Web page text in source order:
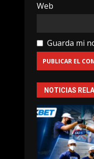
Web
Guarda mi
NOTICIAS